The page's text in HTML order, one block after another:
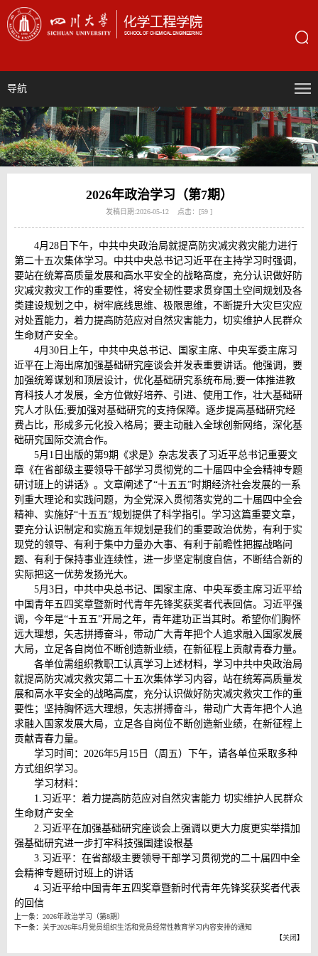
导航
2026年政治学习（第7期）
发稿日期:2026-05-12 点击：[59 ]
4月28日下午，中共中央政治局就提高防灾减灾救灾能力进行
第二十五次集体学习。中共中央总书记习近平在主持学习时强调，
要站在统筹高质量发展和高水平安全的战略高度，充分认识做好防
灾减灾救灾工作的重要性，将安全韧性要求贯穿国土空间规划及各
类建设规划之中，树牢底线思维、极限思维，不断提升大灾巨灾应
对处置能力，着力提高防范应对自然灾害能力，切实维护人民群众
生命财产安全。
4月30日上午，中共中央总书记、国家主席、中央军委主席习
近平在上海出席加强基础研究座谈会并发表重要讲话。他强调，要
加强统筹谋划和顶层设计，优化基础研究系统布局;要一体推进教
育科技人才发展，全方位做好培养、引进、使用工作，壮大基础研
究人才队伍;要加强对基础研究的支持保障。逐步提高基础研究经
费占比，形成多元化投入格局；要主动融入全球创新网络，深化基
础研究国际交流合作。
5月1日出版的第9期《求是》杂志发表了习近平总书记重要文
章《在省部级主要领导干部学习贯彻党的二十届四中全会精神专题
研讨班上的讲话》。文章阐述了“十五五”时期经济社会发展的一系
列重大理论和实践问题，为全党深入贯彻落实党的二十届四中全会
精神、实施好“十五五”规划提供了科学指引。学习这篇重要文章，
要充分认识制定和实施五年规划是我们的重要政治优势，有利于实
现党的领导、有利于集中力量办大事、有利于前瞻性把握战略问
题、有利于保持事业连续性，进一步坚定制度自信，不断结合新的
实际把这一优势发扬光大。
5月3日，中共中央总书记、国家主席、中央军委主席习近平给
中国青年五四奖章暨新时代青年先锋奖获奖者代表回信。习近平强
调，今年是“十五五”开局之年，青年建功正当其时。希望你们胸怀
远大理想，矢志拼搏奋斗，带动广大青年把个人追求融入国家发展
大局，立足各自岗位不断创造新业绩，在新征程上贡献青春力量。
各单位需组织教职工认真学习上述材料，学习中共中央政治局
就提高防灾减灾救灾第二十五次集体学习内容，站在统筹高质量发
展和高水平安全的战略高度，充分认识做好防灾减灾救灾工作的重
要性；坚持胸怀远大理想，矢志拼搏奋斗，带动广大青年把个人追
求融入国家发展大局，立足各自岗位不断创造新业绩，在新征程上
贡献青春力量。
学习时间：2026年5月15日（周五）下午，请各单位采取多种
方式组织学习。
学习材料：
1.习近平：着力提高防范应对自然灾害能力 切实维护人民群众
生命财产安全
2.习近平在加强基础研究座谈会上强调以更大力度更实举措加
强基础研究进一步打牢科技强国建设根基
3.习近平：在省部级主要领导干部学习贯彻党的二十届四中全
会精神专题研讨班上的讲话
4.习近平给中国青年五四奖章暨新时代青年先锋奖获奖者代表
的回信
上一条： 2026年政治学习（第8期）
下一条： 关于2026年5月党员组织生活和党员经常性教育学习内容安排的通知
【关闭】